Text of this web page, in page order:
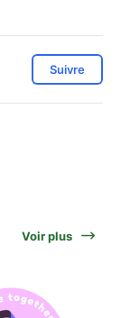
Suivre
Voir plus